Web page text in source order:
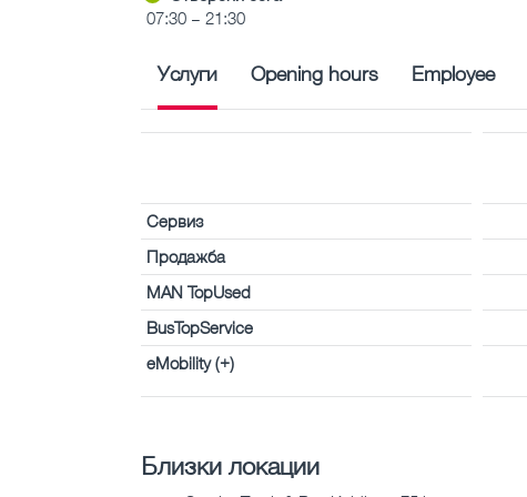
07:30 – 21:30
Услуги Opening hours Employee
Сервиз
Продажба
MAN TopUsed
BusTopService
eMobility (+)
Близки локации